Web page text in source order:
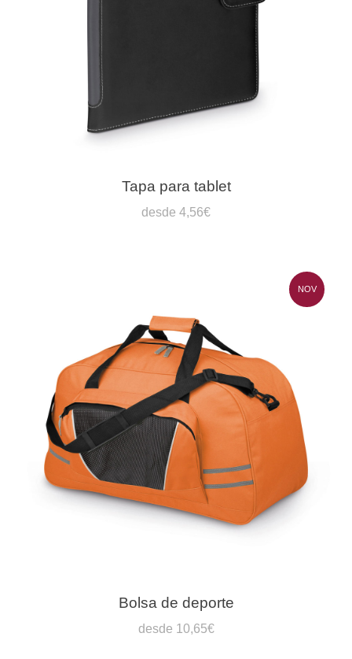
Tapa para tablet
desde 4,56€
NOV
Bolsa de deporte
desde 10,65€